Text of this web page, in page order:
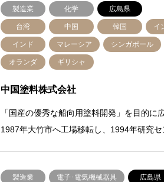
製造業 化学 広島県
台湾 中国 韓国 イ
インド マレーシア シンガポール
オランダ ギリシャ
中国塗料株式会社
「国産の優秀な船向用塗料開発」を目的に
1987年大竹市へ工場移転し、1994年研究セ
製造業 電子･電気機械器具 広島県